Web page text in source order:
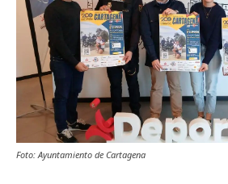
Foto: Ayuntamiento de Cartagena